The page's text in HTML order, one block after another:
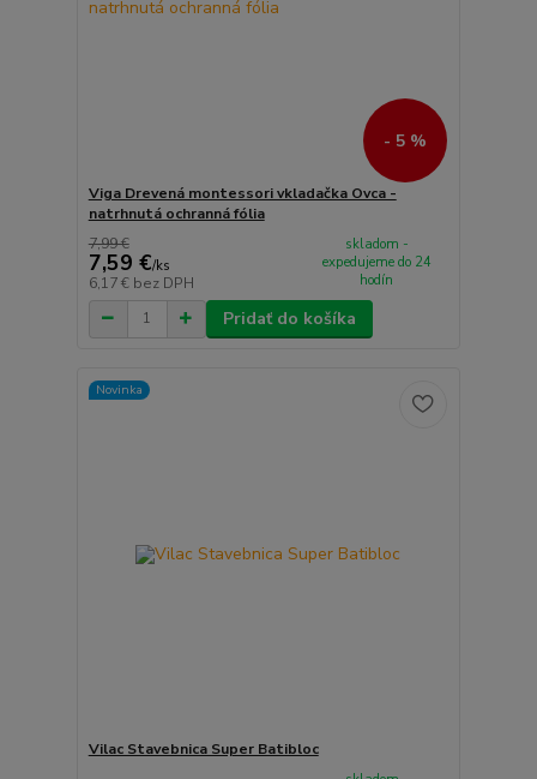
- 5 %
Viga Drevená montessori vkladačka Ovca -
natrhnutá ochranná fólia
7,99 €
7,59 €/ks
6,17 € bez DPH
skladom -
expedujeme do 24
hodín
Pridať do košíka
Novinka
Vilac Stavebnica Super Batibloc